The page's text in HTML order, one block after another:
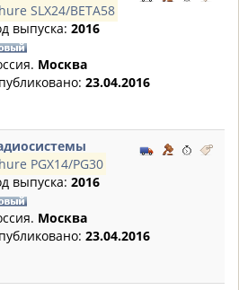
SLX24/BETA58
выпуска: 2016
Москва
23.04.2016
PGX14/PG30
выпуска: 2016
Москва
23.04.2016